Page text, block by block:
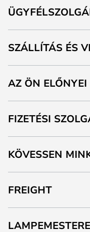
SZÁLLÍTÁS ÉS
AZ ÖN ELŐNYEI
FIZETÉSI
KÖVESSEN
FREIGHT